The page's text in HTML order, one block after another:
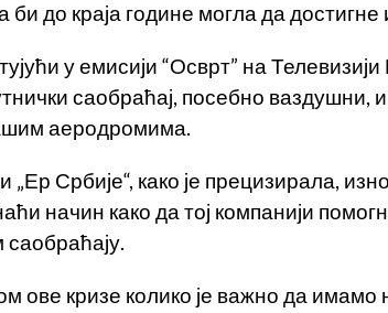
би до краја године могла да
у емисији “Осврт” на
саобраћај, посебно ваздушни,
аеродромима.
Србије“, како је прецизирала,
начин како да тој компанији
ове кризе колико је важно да